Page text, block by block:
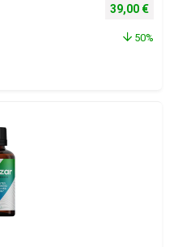
Izvorna
39,00 €
50%